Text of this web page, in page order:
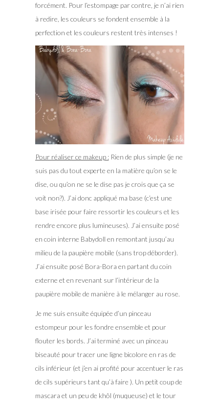
forcément. Pour l’estompage par contre, je n’ai rien
à redire, les couleurs se fondent ensemble à la
perfection et les couleurs restent très intenses !
Pour réaliser ce makeup :Rien de plus simple (je ne
suis pas du tout experte en la matière qu’on se le
dise, ou qu’on ne se le dise pas je crois que ça se
voit non?). J’ai donc appliqué ma base (c’est une
base irisée pour faire ressortir les couleurs et les
rendre encore plus lumineuses). J’ai ensuite posé
en coin interne Babydoll en remontant jusqu’au
milieu de la paupière mobile (sans trop déborder).
J’ai ensuite posé Bora-Bora en partant du coin
externe et en revenant sur l’intérieur de la
paupière mobile de manière à le mélanger au rose.
Je me suis ensuite équipée d’un pinceau
estompeur pour les fondre ensemble et pour
flouter les bords. J’ai terminé avec un pinceau
biseauté pour tracer une ligne bicolore en ras de
cils inférieur (et j’en ai profité pour accentuer le ras
de cils supérieurs tant qu’à faire ). Un petit coup de
mascara et un peu de khôl (muqueuse) et le tour